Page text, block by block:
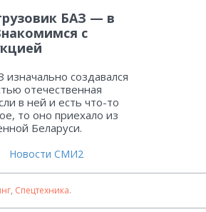
БАЗ — в
с
создавался
отечественная
в ней и есть что-то
то оно приехало из
Беларуси.
Новости СМИ2
, Спецтехника.